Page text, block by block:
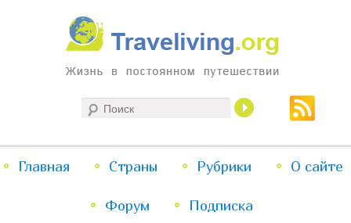
Traveliving
Жизнь в постоянном путешествии
меню
Перейти
к
Перейти
к
Главная Страны Рубрики О сайте
Форум Подписка